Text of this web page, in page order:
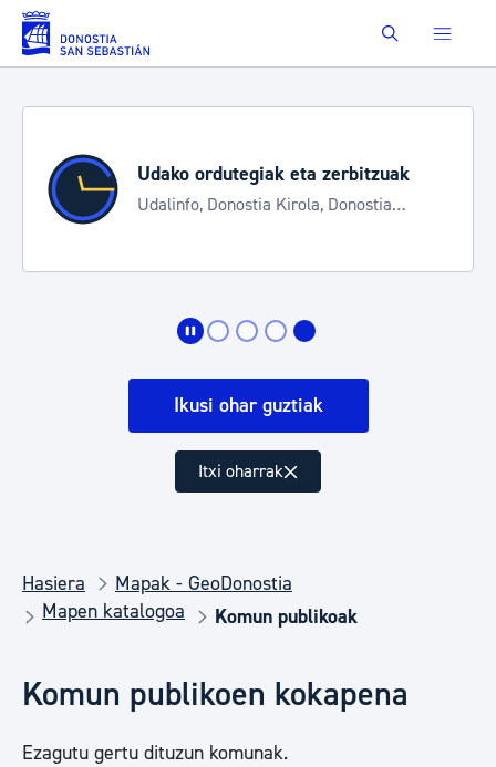
Eduki nagusira joan Buscar
Udako ordutegiak eta zerbitzuak
Udalinfo, Donostia Kirola, Donostia
Ikusi ohar guztiak
Itxi oharrak
Hasiera
Mapak - GeoDonostia
Mapen katalogoa
Komun publikoak
Komun publikoen kokapena
Ezagutu gertu dituzun komunak.